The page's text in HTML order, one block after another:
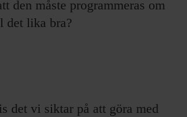
den måste programmeras om
det lika bra?
det vi siktar på att göra med